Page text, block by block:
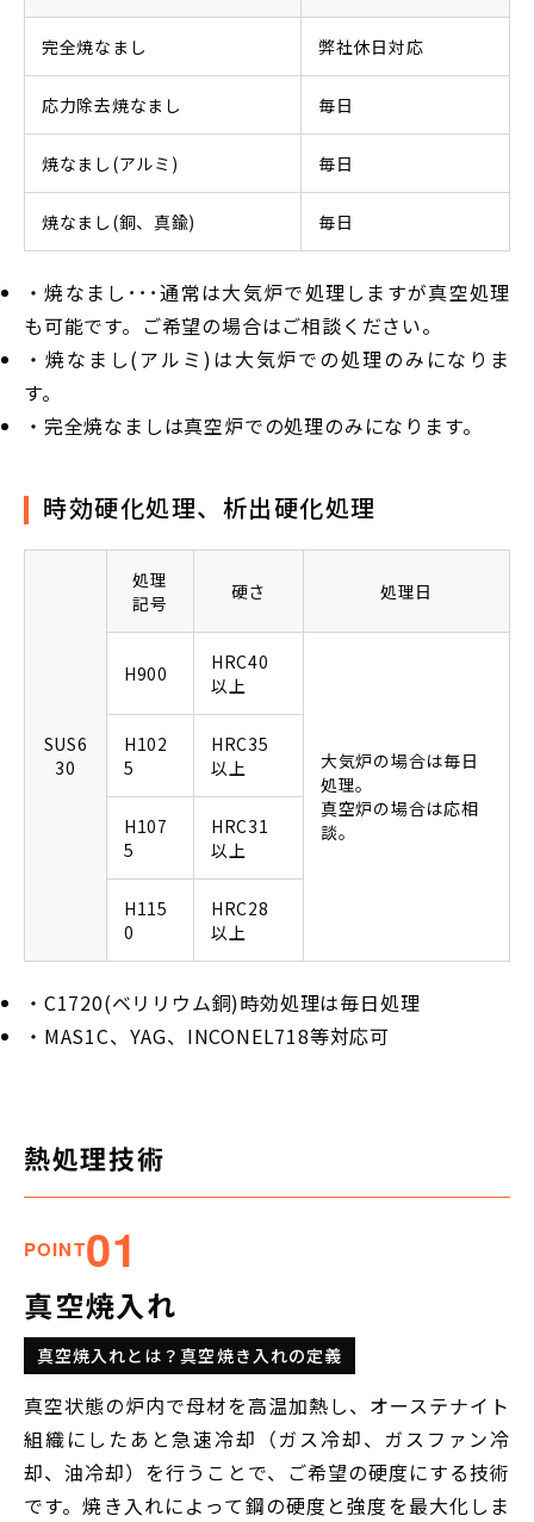
完全焼なまし 弊社休日対応
応力除去焼なまし 毎日
焼なまし(アルミ) 毎日
焼なまし(銅、真鍮) 毎日
・焼なまし･･･通常は大気炉で処理しますが真空処理
も可能です。ご希望の場合はご相談ください。
・焼なまし(アルミ)は大気炉での処理のみになりま
す。
・完全焼なましは真空炉での処理のみになります。
時効硬化処理、析出硬化処理
SUS6
30
処理
記号
硬さ 処理日
H900
HRC40
以上
大気炉の場合は毎日
処理。
真空炉の場合は応相
談。
H102
5
HRC35
以上
H107
5
HRC31
以上
H115
0
HRC28
以上
・C1720(ベリリウム銅)時効処理は毎日処理
・MAS1C、YAG、INCONEL718等対応可
熱処理技術
POINT01
真空焼入れ
真空焼入れとは？真空焼き入れの定義
真空状態の炉内で母材を高温加熱し、オーステナイト
組織にしたあと急速冷却（ガス冷却、ガスファン冷
却、油冷却）を行うことで、ご希望の硬度にする技術
です。焼き入れによって鋼の硬度と強度を最大化しま